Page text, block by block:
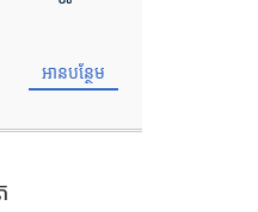
អានបន្ថែម